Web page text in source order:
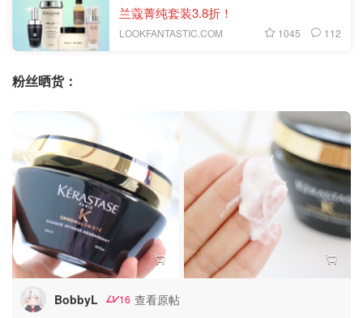
兰蔻菁纯套装3.8折！
LOOKFANTASTIC.COM 1045 112
粉丝晒货：
BobbyL 16 查看原帖